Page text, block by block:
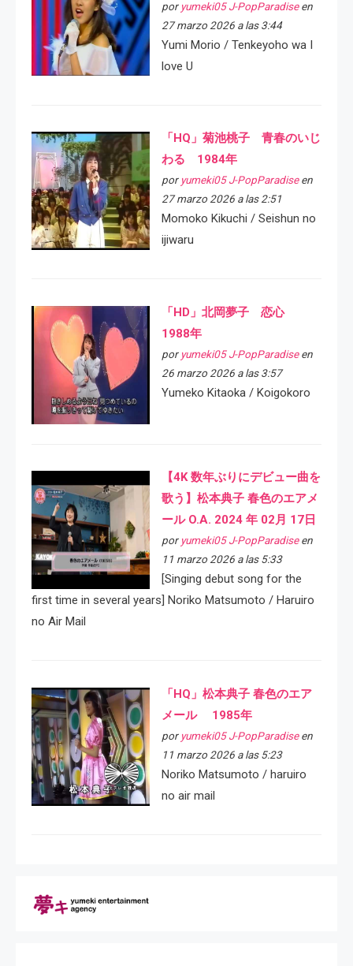
por yumeki05 J-PopParadiseen
27 marzo 2026 a las 3:44
Yumi Morio / Tenkeyoho wa I
love U
「HQ」菊池桃子 青春のいじ
わる 1984年
por yumeki05 J-PopParadiseen
27 marzo 2026 a las 2:51
Momoko Kikuchi / Seishun no
ijiwaru
「HD」北岡夢子 恋心
1988年
por yumeki05 J-PopParadiseen
26 marzo 2026 a las 3:57
Yumeko Kitaoka / Koigokoro
【4K 数年ぶりにデビュー曲を
歌う】松本典子 春色のエアメ
ール O.A. 2024 年 02月 17日
por yumeki05 J-PopParadiseen
11 marzo 2026 a las 5:33
[Singing debut song for the
first time in several years] Noriko Matsumoto / Haruiro
no Air Mail
「HQ」松本典子 春色のエア
メール 1985年
por yumeki05 J-PopParadiseen
11 marzo 2026 a las 5:23
Noriko Matsumoto / haruiro
no air mail